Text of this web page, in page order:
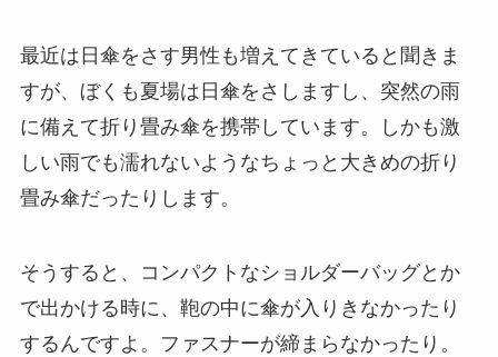
最近は日傘をさす男性も増えてきていると聞きま
すが、ぼくも夏場は日傘をさしますし、突然の雨
に備えて折り畳み傘を携帯しています。しかも激
しい雨でも濡れないようなちょっと大きめの折り
畳み傘だったりします。
そうすると、コンパクトなショルダーバッグとか
で出かける時に、鞄の中に傘が入りきなかったり
するんですよ。ファスナーが締まらなかったり。